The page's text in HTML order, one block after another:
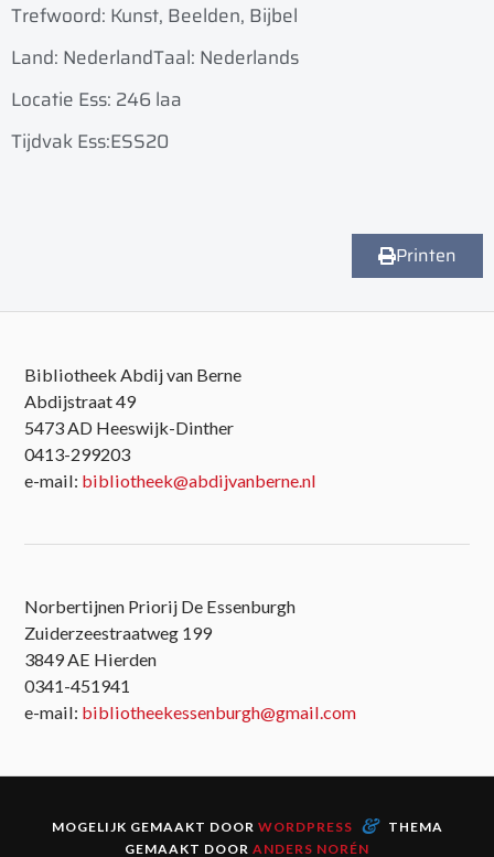
Trefwoord: Kunst, Beelden, Bijbel
Land: NederlandTaal: Nederlands
Locatie Ess: 246 laa
Tijdvak Ess:ESS20
Printen
Bibliotheek Abdij van Berne
Abdijstraat 49
5473 AD Heeswijk-Dinther
0413-299203
e-mail: bibliotheek@abdijvanberne.nl
Norbertijnen Priorij De Essenburgh
Zuiderzeestraatweg 199
3849 AE Hierden
0341-451941
e-mail: bibliotheekessenburgh@gmail.com
MOGELIJK GEMAAKT DOOR WORDPRESS &
THEMA
GEMAAKT DOOR ANDERS NORÉN